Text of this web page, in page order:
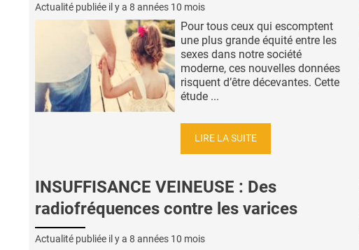
Actualité publiée il y a 8 années 10 mois
Pour tous ceux qui escomptent
une plus grande équité entre les
sexes dans notre société
moderne, ces nouvelles données
risquent d’être décevantes. Cette
étude ...
LIRE LA SUITE
INSUFFISANCE VEINEUSE : Des
radiofréquences contre les varices
Actualité publiée il y a 8 années 10 mois